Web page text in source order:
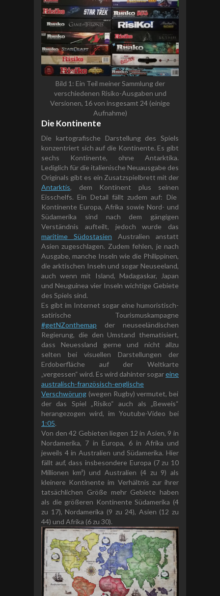
Bild 1: Ein Teil meiner Sammlung der
verschiedenen Risiko-Ausgaben und
Versionen, 16 von insgesamt 24 (einige
Aufnahme)
Die Kontinente
Die kartografische Darstellung des Spiels
konzentriert sich auf die Kontinente. Es gibt
sechs Kontinente, ohne Antarktika.
L ediglich für die italienische Neuausgabe des
Originals gibt es ein Zusatzspielbrett mit der
Antarktis, dem Kontinent plus seinen
Eisschelfs. Ein Detail fällt zudem auf: Die
Kontinente Europa, Afrika sowie Nord- und
Südamerika sind nach dem gängigen
Verständnis aufteilt, jedoch wurde das
maritime Südostasien Australien anstatt
Asien zugeschlagen. Zudem fehlen, je nach
Ausgabe, manche Inseln wie die Philippinen,
die arktischen Inseln und sogar Neuseeland,
auch wenn mit Island, Madagaskar, Japan
und Neuguinea vier Inseln wichtige Gebiete
des Spiels sind.
Es gibt im Internet sogar eine humoristisch-
satirische Tourismuskampagne
#getNZonthemap der neuseeländischen
Regierung, die den Umstand thematisiert,
dass Neuessland gerne und nicht allzu
selten bei visuellen Darstellungen der
Erdoberfläche auf der Weltkarte
„vergessen“ wird. Es wird dahinter sogareine
australisch-französisch-englische
Verschwörung (wegen Rugby) vermutet, bei
der das Spiel „Risiko“ auch als „Beweis“
herangezogen wird, im Youtube-Video bei
1:05.
Von den 42 Gebieten liegen 12 in Asien, 9 in
Nordamerika, 7 in Europa, 6 in Afrika und
jeweils 4 in Australien und Südamerika. Hier
fällt auf, dass insbesondere Europa (7 zu 10
Millionen km²) und Australien (4 zu 9) als
kleinere Kontinente im Verhältnis zur ihrer
tatsächlichen Größe mehr Gebiete haben
als die größeren Kontinente Südamerika (4
zu 17), Nordamerika (9 zu 24), Asien (12 zu
44) und Afrika (6 zu 30).